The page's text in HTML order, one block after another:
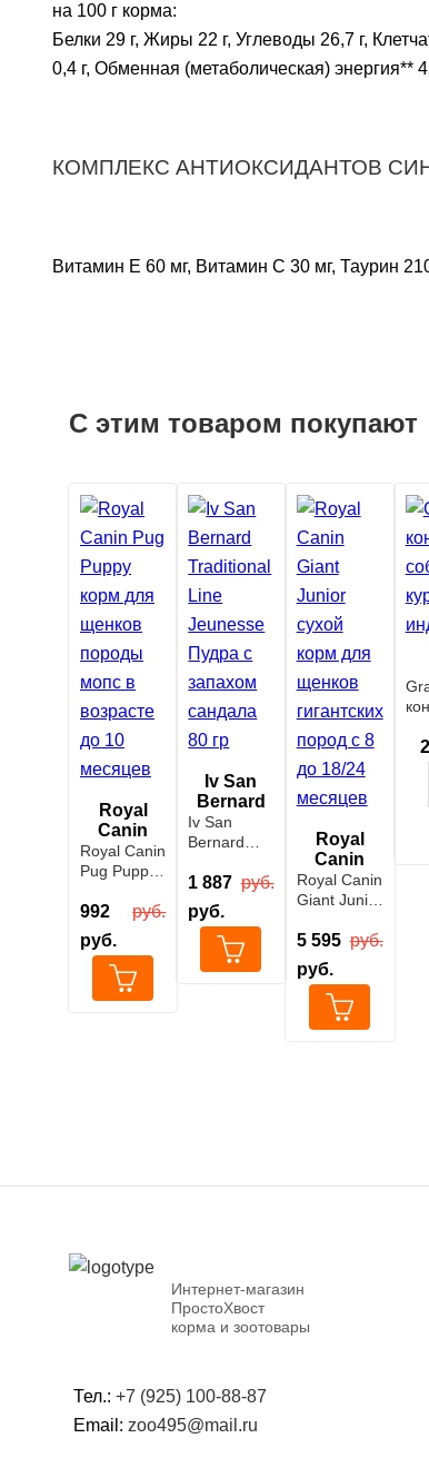
на 100 г корма:
Белки 29 г, Жиры 22 г, Углеводы 26,7 г,
0,4 г, Обменная (метаболическая) энергия**
КОМПЛЕКС АНТИОКСИДАНТОВ
Витамин E 60 мг, Витамин C 30 мг, Таурин
С этим товаром покупают
Royal
Canin
Royal Canin
Pug Puppy
щенков
породы
мопс в
возрасте
до 10
992
руб.
руб.
Iv San
Bernard
Iv San
Bernard
Line
Jeunesse
Пудра с
запахом
сандала 80
1 887
руб.
руб.
Royal
Canin
Royal Canin
Giant Junior
для щенков
гигантских
пород с 8
до 18/24
месяцев
5 595
руб.
руб.
с
Интернет-магазин
ПростоХвост
корма и зоотовары
Тел.: +7 (925) 100-88-87
Email: zoo495@mail.ru